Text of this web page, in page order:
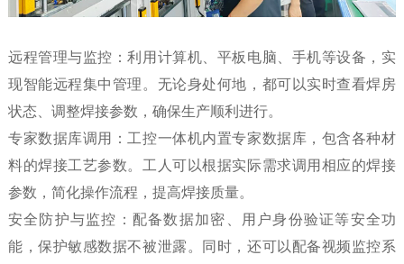
远程管理与监控：利用计算机、平板电脑、手机等设备，实
现智能远程集中管理。无论身处何地，都可以实时查看焊房
状态、调整焊接参数，确保生产顺利进行。
专家数据库调用：工控一体机内置专家数据库，包含各种材
料的焊接工艺参数。工人可以根据实际需求调用相应的焊接
参数，简化操作流程，提高焊接质量。
安全防护与监控：配备数据加密、用户身份验证等安全功
能，保护敏感数据不被泄露。同时，还可以配备视频监控系